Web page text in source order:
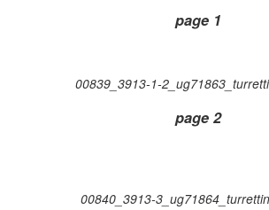
page 1
00839_3913-1-
page 2
00840_3913-